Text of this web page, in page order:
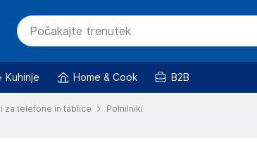
Kuhinje Home & Cook B2B
za telefone in tablice Polnilniki